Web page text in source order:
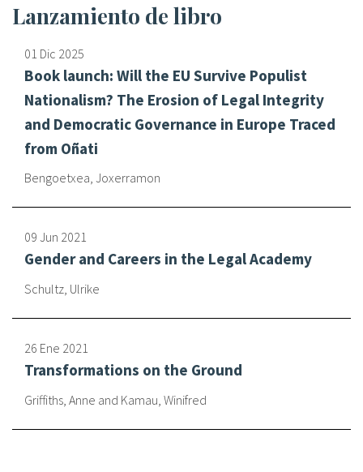
Sociología jurídica
Becas
Investigación
Equipo
FAQ
Oñati
Galería de fotos
es
Lanzamiento de libro
01 Dic 2025
Book launch: Will the EU Survive Populist
Nationalism? The Erosion of Legal Integrity
and Democratic Governance in Europe Traced
from Oñati
Bengoetxea, Joxerramon
09 Jun 2021
Gender and Careers in the Legal Academy
Schultz, Ulrike
26 Ene 2021
Transformations on the Ground
Griffiths, Anne and Kamau, Winifred